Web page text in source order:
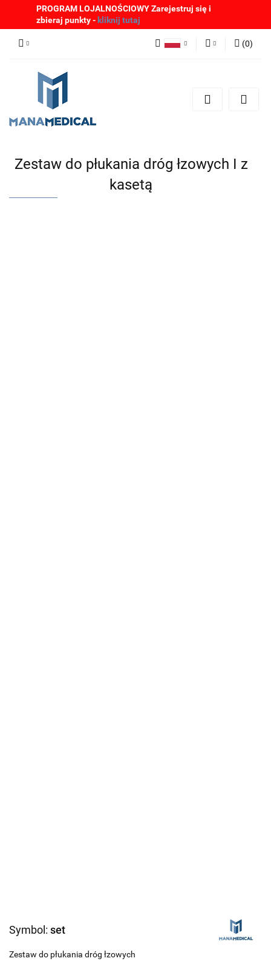
PROGRAM LOJALNOŚCIOWY Zarejestruj się i
zbieraj punkty - kliknij tutaj
Zarejestruj się
(0)
Zestaw do płukania dróg łzowych I z
kasetą
Symbol: set
Zestaw do płukania dróg łzowych